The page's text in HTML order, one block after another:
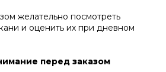
желательно посмотреть
и оценить их при дневном
перед заказом